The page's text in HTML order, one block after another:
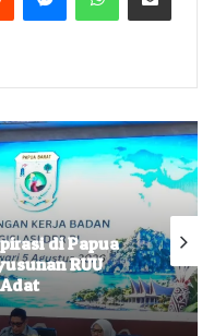
di Papua
RUU